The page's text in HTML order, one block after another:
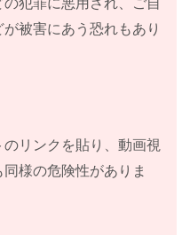
康文さんが主演を務める
験を元に捜査する、かな
れまたかなりの頭が固い
被害にあう恐れもあり
リンクを貼り、動画視
様の危険性がありま